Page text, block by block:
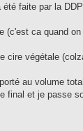
été faite par la
(c'est ca quand
cire végétale
au volume
final et je passe